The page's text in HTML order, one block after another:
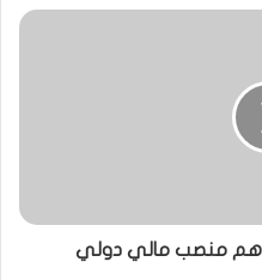
أهم منصب مالي دولي